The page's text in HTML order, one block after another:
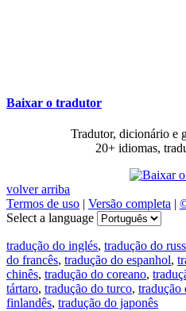
Baixar o tradutor
Tradutor, dicionário e
20+ idiomas,
volver arriba
Termos de uso | Versão completa |
Select a language
tradução do inglés, tradução do
do francês, tradução do espanhol,
chinês, tradução do coreano,
tártaro, tradução do turco, tradução
finlandês, tradução do japonês